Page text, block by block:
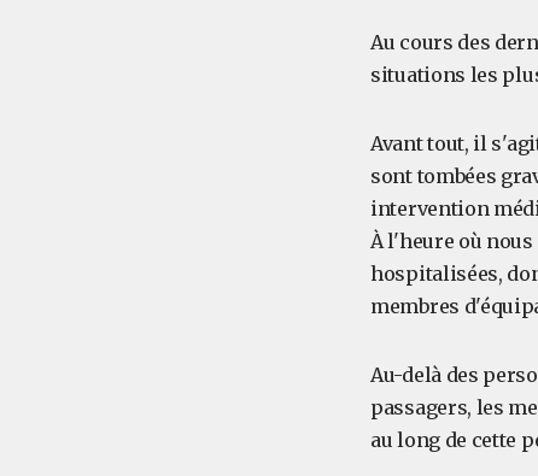
Au cours des
situations les
Avant tout, il
sont tombées
intervention
À l'heure où
hospitalisées,
membres
Au-delà des
passagers, les
au long de cette